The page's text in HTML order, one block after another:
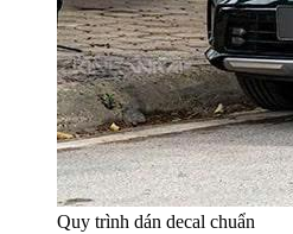
Quy trình dán decal chuẩn